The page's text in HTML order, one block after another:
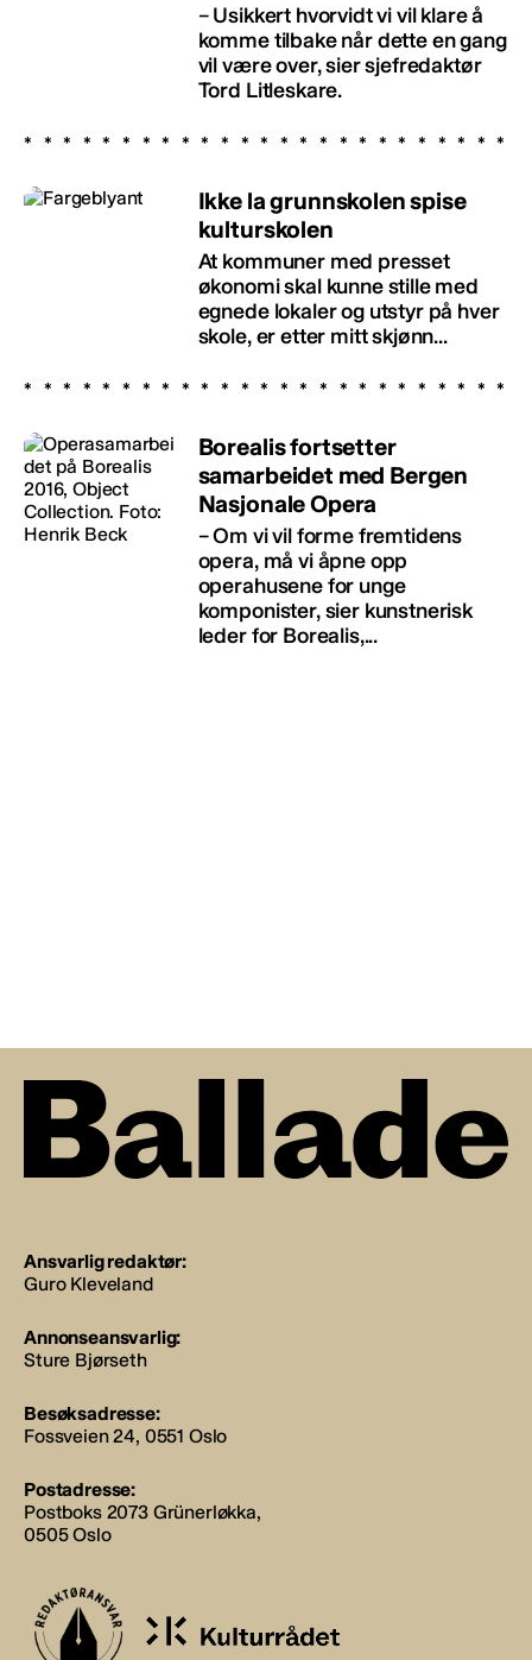
– Usikkert hvorvidt vi vil klare å
komme tilbake når dette en gang
vil være over, sier sjefredaktør
Tord Litleskare.
Ikke la grunnskolen spise
kulturskolen
At kommuner med presset
økonomi skal kunne stille med
egnede lokaler og utstyr på hver
skole, er etter mitt skjønn...
Borealis fortsetter
samarbeidet med Bergen
Nasjonale Opera
– Om vi vil forme fremtidens
opera, må vi åpne opp
operahusene for unge
komponister, sier kunstnerisk
leder for Borealis,...
Ansvarlig redaktør:
Guro Kleveland
Annonseansvarlig:
Sture Bjørseth
Besøksadresse:
Fossveien 24, 0551 Oslo
Postadresse:
Postboks 2073 Grünerløkka,
0505 Oslo